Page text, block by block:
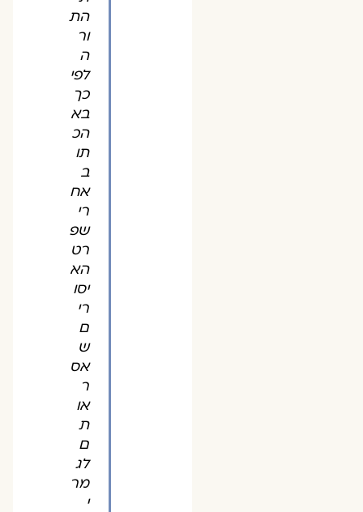
הת
ור
ה
לפי
כך
בא
הכ
תו
ב
אח
רי
שפ
רט
הא
יסו
רי
ם
ש
אס
ר
או
ת
ם
לג
מר